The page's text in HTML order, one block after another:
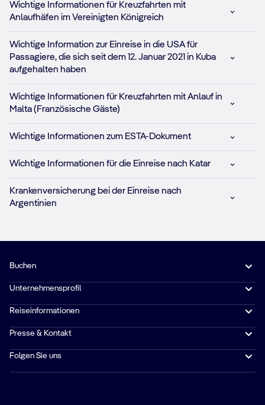
Wichtige Informationen für Kreuzfahrten mit
Anlaufhäfen im Vereinigten Königreich
Wichtige Information zur Einreise in die USA für
Passagiere, die sich seit dem 12. Januar 2021 in Kuba
aufgehalten haben
Wichtige Informationen für Kreuzfahrten mit Anlauf in
Malta (Französische Gäste)
Wichtige Informationen zum ESTA-Dokument
Wichtige Informationen für die Einreise nach Katar
Krankenversicherung bei der Einreise nach
Argentinien
Buchen
Unternehmensprofil
Reiseinformationen
Presse & Kontakt
Folgen Sie uns